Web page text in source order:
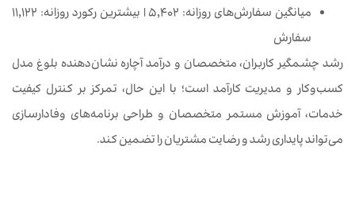
میانگین سفارش‌های روزانه: ۵,۴۰۲ | بیشترین رکورد روزانه: ۱۱,۱۲۲
سفارش
رشد چشمگیر کاربران، متخصصان و درآمد آچاره نشان‌دهنده بلوغ مدل
کسب‌وکار و مدیریت کارآمد است؛ با این حال، تمرکز بر کنترل کیفیت
خدمات، آموزش مستمر متخصصان و طراحی برنامه‌های وفادارسازی
می‌تواند پایداری رشد و رضایت مشتریان را تضمین کند.